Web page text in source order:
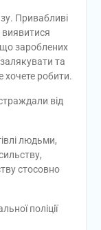
Привабливі
зароблених
та
хочете робити.
від
людьми,
стосовно
поліції